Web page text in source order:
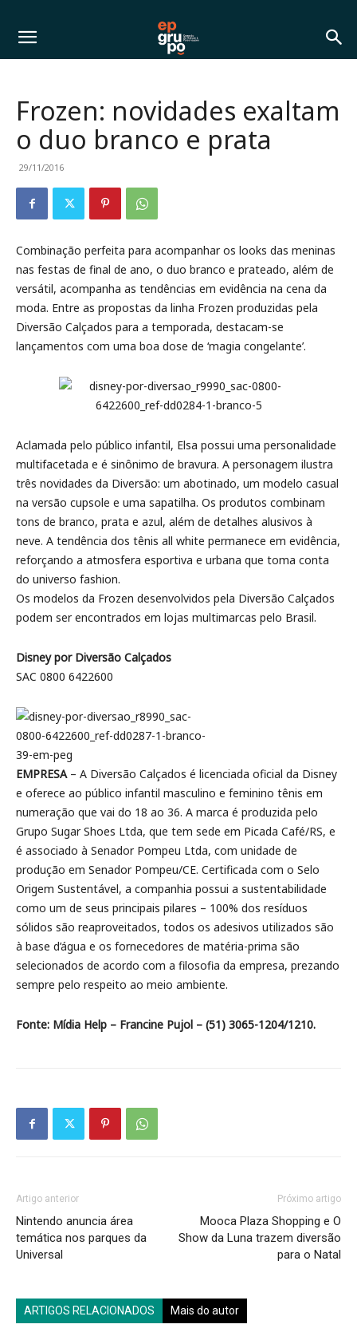
Frozen: novidades exaltam
o duo branco e prata
29/11/2016
Combinação perfeita para acompanhar os looks das meninas
nas festas de final de ano, o duo branco e prateado, além de
versátil, acompanha as tendências em evidência na cena da
moda. Entre as propostas da linha Frozen produzidas pela
Diversão Calçados para a temporada, destacam-se
lançamentos com uma boa dose de ‘magia congelante’.
Aclamada pelo público infantil, Elsa possui uma personalidade
multifacetada e é sinônimo de bravura. A personagem ilustra
três novidades da Diversão: um abotinado, um modelo casual
na versão cupsole e uma sapatilha. Os produtos combinam
tons de branco, prata e azul, além de detalhes alusivos à
neve. A tendência dos tênis all white permanece em evidência,
reforçando a atmosfera esportiva e urbana que toma conta
do universo fashion.
Os modelos da Frozen desenvolvidos pela Diversão Calçados
podem ser encontrados em lojas multimarcas pelo Brasil.
Disney por Diversão Calçados
SAC 0800 6422600
EMPRESA– A Diversão Calçados é licenciada oficial da Disney
e oferece ao público infantil masculino e feminino tênis em
numeração que vai do 18 ao 36. A marca é produzida pelo
Grupo Sugar Shoes Ltda, que tem sede em Picada Café/RS, e
é associado à Senador Pompeu Ltda, com unidade de
produção em Senador Pompeu/CE. Certificada com o Selo
Origem Sustentável, a companhia possui a sustentabilidade
como um de seus principais pilares – 100% dos resíduos
sólidos são reaproveitados, todos os adesivos utilizados são
à base d’água e os fornecedores de matéria-prima são
selecionados de acordo com a filosofia da empresa, prezando
sempre pelo respeito ao meio ambiente.
Fonte: Mídia Help – Francine Pujol – (51) 3065-1204/1210.
Artigo anterior
Nintendo anuncia área
temática nos parques da
Universal
Próximo artigo
Mooca Plaza Shopping e O
Show da Luna trazem diversão
para o Natal
ARTIGOS RELACIONADOS Mais do autor